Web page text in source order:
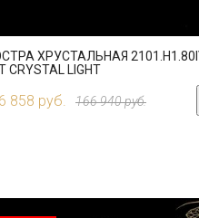
ХРУСТАЛЬНАЯ
CRYSTAL LIGHT
858 руб. 166 940 руб.